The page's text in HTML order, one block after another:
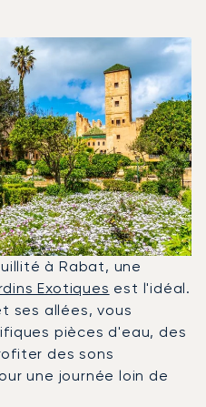
à Rabat, une
Exotiques est l'idéal.
ses allées, vous
pièces d'eau, des
des sons
une journée loin de